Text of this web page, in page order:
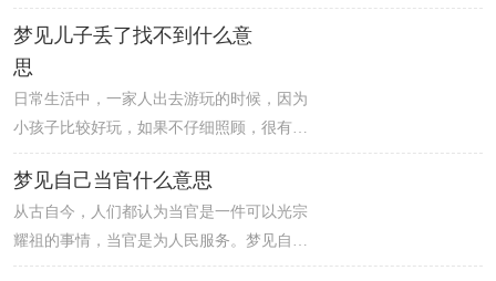
资讯，或介绍你获得赚外快的机会。婴儿胖
嘟嘟的，非常惹人喜爱，让人忍不住亲近。
产生邪念，使你的事业遭受损失，所以你一
定要多注意合作伙伴或团队成员最近的行
为，否则将会破财。有些贼很大胆，趁着别
人家睡着的时候，用工具割开窗户，悄悄进
去别人家，开始实施盗窃。其实天网恢恢疏
而不漏，在法治社会，法律是不会放过任何
一个犯罪之人的。
梦见儿子丢了找不到什么意
思
日常生活中，一家人出去游玩的时候，因为
小孩子比较好玩，如果不仔细照顾，很有可
能会走丢。梦见儿子丢了找不到，意味着做
梦人这两天需要承担的任务很多，容易在处
理工作的时候遇见很多让你烦恼的事情，若
是打算自己单打独斗，不佳的工作或者学业
成绩会让你的心情也变差，而且在恋情方
梦见自己当官什么意思
从古自今，人们都认为当官是一件可以光宗
耀祖的事情，当官是为人民服务。梦见自己
当官，意味着做梦人最近的恋情走势良好，